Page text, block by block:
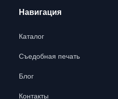
Навигация
Каталог
Съедобная печать
Блог
Контакты